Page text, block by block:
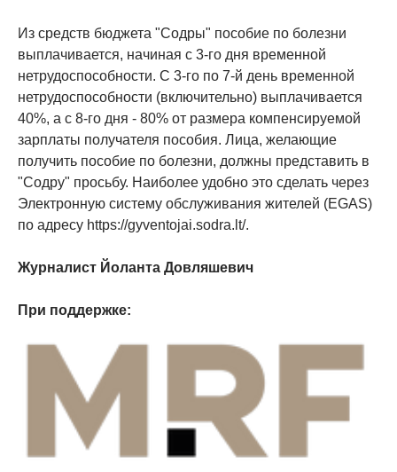
Из средств бюджета "Содры" пособие по болезни
выплачивается, начиная с 3-го дня временной
нетрудоспособности. С 3-го по 7-й день временной
нетрудоспособности (включительно) выплачивается
40%, а с 8-го дня - 80% от размера компенсируемой
зарплаты получателя пособия. Лица, желающие
получить пособие по болезни, должны представить в
"Содру" просьбу. Наиболее удобно это сделать через
Электронную систему обслуживания жителей (EGAS)
по адресу https://gyventojai.sodra.lt/.
Журналист Йоланта Довляшевич
При поддержке: